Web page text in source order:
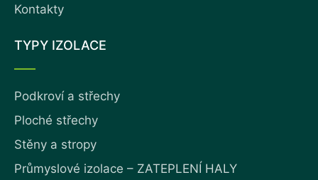
Kontakty
TYPY IZOLACE
Podkroví a střechy
Ploché střechy
Stěny a stropy
Průmyslové izolace – ZATEPLENÍ HALY